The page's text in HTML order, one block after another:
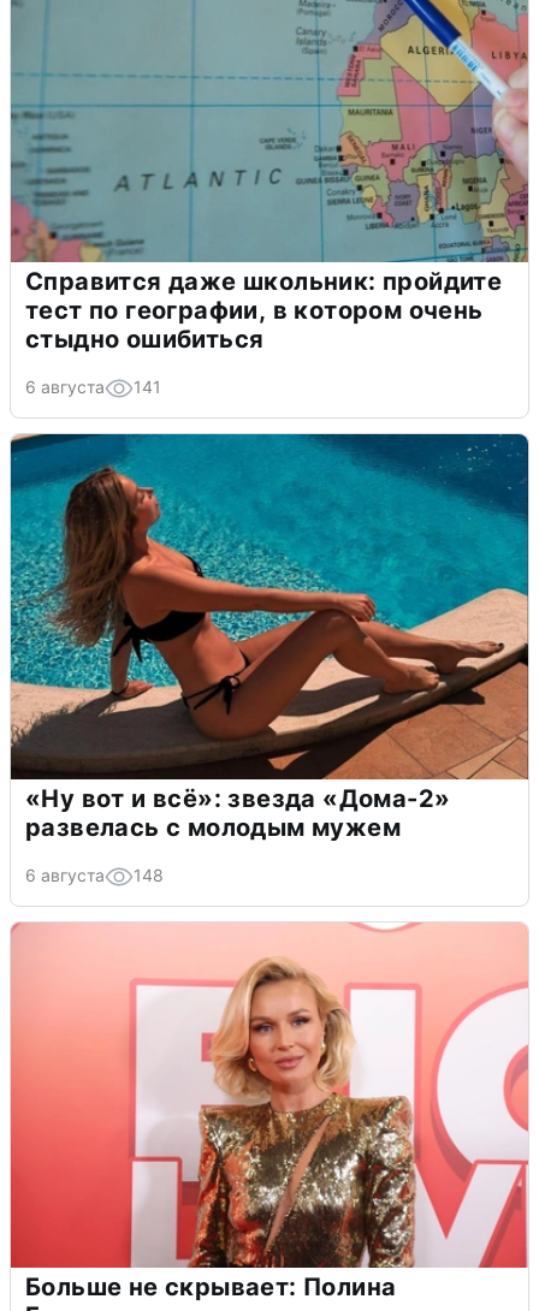
Справится даже школьник: пройдите
тест по географии, в котором очень
стыдно ошибиться
6 августа 141
«Ну вот и всё»: звезда «Дома-2»
развелась с молодым мужем
6 августа 148
Больше не скрывает: Полина